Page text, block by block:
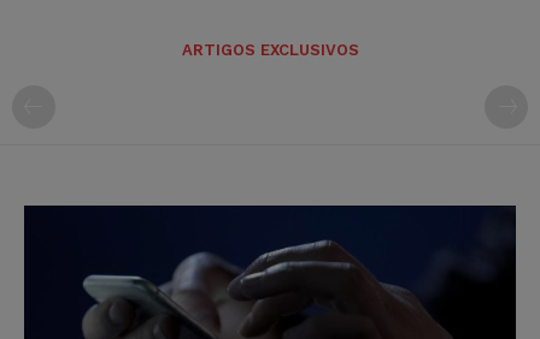
ARTIGOS EXCLUSIVOS